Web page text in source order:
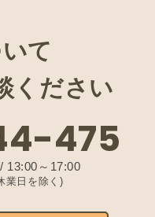
て
ください
475
13:00～17:00
業日を除く)